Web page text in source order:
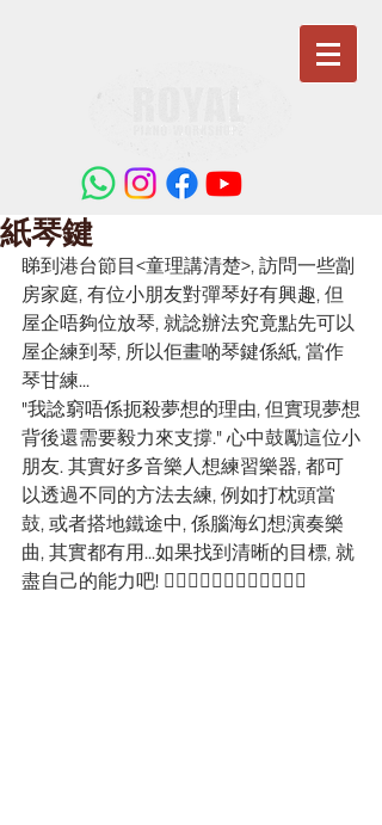
紙琴鍵
睇到港台節目<童理講清楚>, 訪問一些劏
房家庭, 有位小朋友對彈琴好有興趣, 但
屋企唔夠位放琴, 就諗辦法究竟點先可以
屋企練到琴, 所以佢畫啲琴鍵係紙, 當作
琴甘練...
"我諗窮唔係扼殺夢想的理由, 但實現夢想
背後還需要毅力來支撐." 心中鼓勵這位小
朋友. 其實好多音樂人想練習樂器, 都可
以透過不同的方法去練, 例如打枕頭當
鼓, 或者搭地鐵途中, 係腦海幻想演奏樂
曲, 其實都有用...如果找到清晰的目標, 就
盡自己的能力吧! 🏃‍♀️🏃‍♂️🏃‍♀️🏃‍♂️🏃‍♀️🏃‍♂️